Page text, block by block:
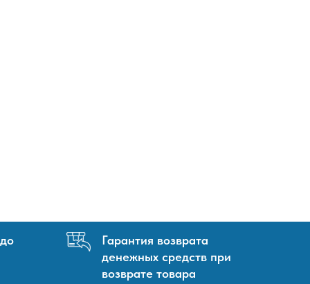
Гарантия возврата
денежных средств при
возврате товара